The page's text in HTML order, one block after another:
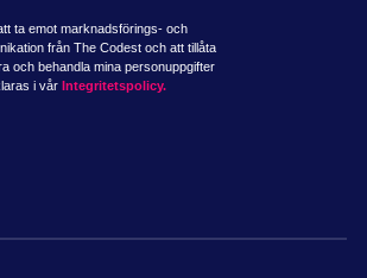
ta emot marknadsförings- och
från The Codest och att tillåta
och behandla mina personuppgifter
i vår Integritetspolicy.